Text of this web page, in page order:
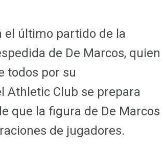
el último partido de la
de De Marcos, quien
todos por su
Athletic Club se prepara
que la figura de De Marcos
de jugadores.